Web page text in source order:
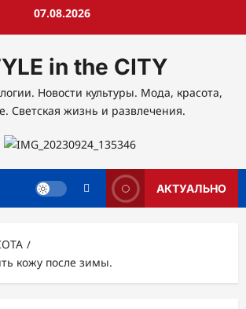
07.08.2026
in the CITY
Новости культуры. Мода, красота,
Светская жизнь и развлечения.
АКТУАЛЬНО
кожу после зимы.